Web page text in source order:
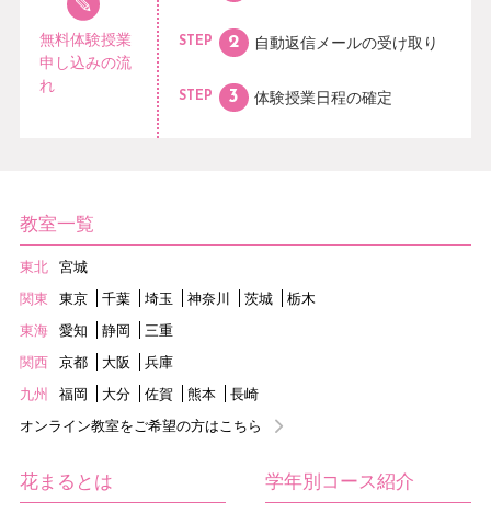
無料体験授業
申し込みの流
れ
STEP 自動返信メールの受け取り
STEP 体験授業日程の確定
教室一覧
東北
宮城
関東
東京 千葉 埼玉 神奈川 茨城
栃木
東海
愛知 静岡
三重
関西
京都 大阪
兵庫
九州
福岡 大分 佐賀 熊本
長崎
オンライン教室をご希望の方はこちら
花まるとは 学年別コース紹介